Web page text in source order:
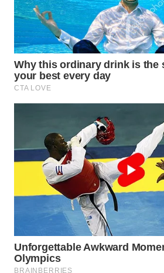
O controle preciso das
abre portas para o
combustíveis limpos
e dióxido de carbono
ambiente.
Além disso, a síntese de
agrícolas essenciais a partir